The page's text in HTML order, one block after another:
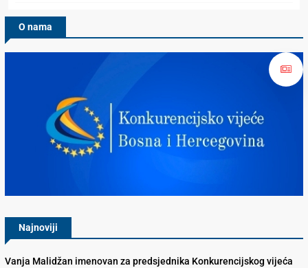
O nama
Najnoviji
Vanja Malidžan imenovan za predsjednika Konkurencijskog vijeća